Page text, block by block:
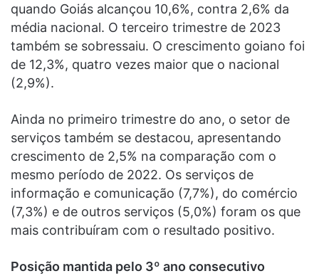
quando Goiás alcançou 10,6%, contra 2,6% da
média nacional. O terceiro trimestre de 2023
também se sobressaiu. O crescimento goiano foi
de 12,3%, quatro vezes maior que o nacional
(2,9%).
Ainda no primeiro trimestre do ano, o setor de
serviços também se destacou, apresentando
crescimento de 2,5% na comparação com o
mesmo período de 2022. Os serviços de
informação e comunicação (7,7%), do comércio
(7,3%) e de outros serviços (5,0%) foram os que
mais contribuíram com o resultado positivo.
Posição mantida pelo 3º ano consecutivo